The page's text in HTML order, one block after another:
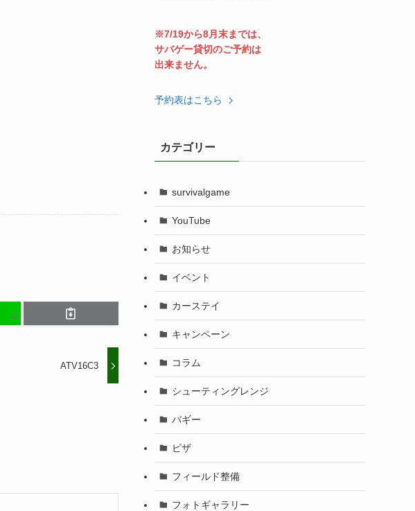
ATV16C3
※7/19から8月末までは、
サバゲー貸切のご予約は
出来ません。
予約表はこちら
カテゴリー
survivalgame
YouTube
お知らせ
イベント
カーステイ
キャンペーン
コラム
シューティングレンジ
バギー
ピザ
フィールド整備
フォトギャラリー